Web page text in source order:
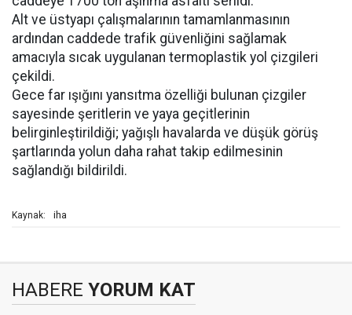
Alt ve üstyapı çalışmalarının tamamlanmasının
ardından caddede trafik güvenliğini sağlamak
amacıyla sıcak uygulanan termoplastik yol çizgileri
çekildi.
Gece far ışığını yansıtma özelliği bulunan çizgiler
sayesinde şeritlerin ve yaya geçitlerinin
belirginleştirildiği; yağışlı havalarda ve düşük görüş
şartlarında yolun daha rahat takip edilmesinin
sağlandığı bildirildi.
Kaynak: iha
HABERE YORUM KAT